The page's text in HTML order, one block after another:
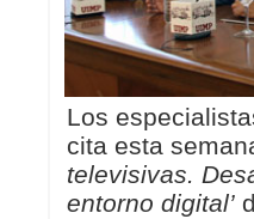
Los
cita esta
televisivas.
entorno digital’